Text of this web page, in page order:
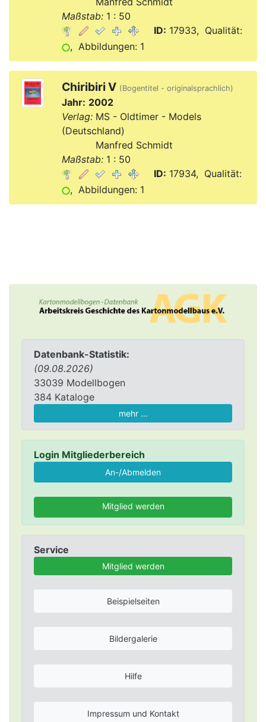
Datenbank-Statistik:
(09.08.2026)
33039 Modellbogen
384 Kataloge
mehr ...
Login Mitgliederbereich
Mitglied werden
Service
Mitglied werden
Beispielseiten
Bildergalerie
Hilfe
Impressum und Kontakt
Maßstab:1 : 50
ID: 17933, Qualität:
, Abbildungen: 1
Chiribiri V (Bogentitel - originalsprachlich)
Jahr: 2002
Verlag:MS - Oldtimer - Models
(Deutschland)
Manfred Schmidt
Maßstab:1 : 50
ID: 17934, Qualität:
, Abbildungen: 1